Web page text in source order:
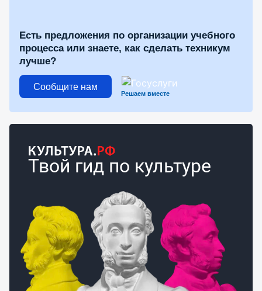
Есть предложения по организации учебного
процесса или знаете, как сделать техникум
лучше?
Сообщите нам
Решаем вместе
Твой гид по культуре